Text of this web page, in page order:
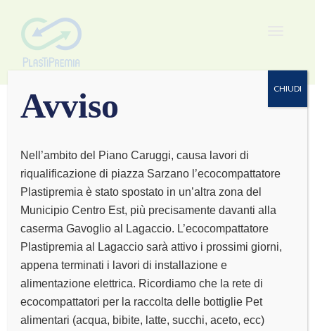
BAR RENZO
Avviso
Nell’ambito del Piano Caruggi, causa lavori di
riqualificazione di piazza Sarzano l’ecocompattatore
Plastipremia è stato spostato in un’altra zona del
Municipio Centro Est, più precisamente davanti alla
caserma Gavoglio al Lagaccio. L’ecocompattatore
Plastipremia al Lagaccio sarà attivo i prossimi giorni,
appena terminati i lavori di installazione e
alimentazione elettrica. Ricordiamo che la rete di
ecocompattatori per la raccolta delle bottiglie Pet
alimentari (acqua, bibite, latte, succhi, aceto, ecc)
CHIUDI